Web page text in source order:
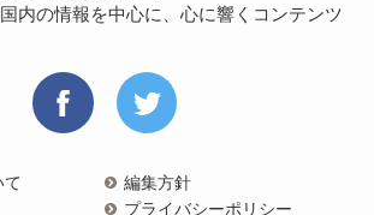
内の情報を中心に、心に響くコンテンツ
て
編集方針
プライバシーポリシー